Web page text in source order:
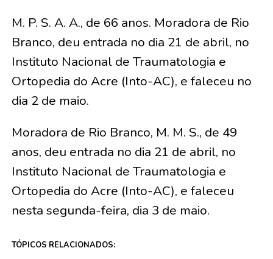
M. P. S. A. A., de 66 anos. Moradora de Rio
Branco, deu entrada no dia 21 de abril, no
Instituto Nacional de Traumatologia e
Ortopedia do Acre (Into-AC), e faleceu no
dia 2 de maio.
Moradora de Rio Branco, M. M. S., de 49
anos, deu entrada no dia 21 de abril, no
Instituto Nacional de Traumatologia e
Ortopedia do Acre (Into-AC), e faleceu
nesta segunda-feira, dia 3 de maio.
TÓPICOS RELACIONADOS: